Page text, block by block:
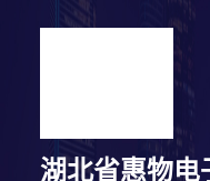
湖北省惠物电